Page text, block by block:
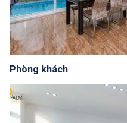
Phòng khách